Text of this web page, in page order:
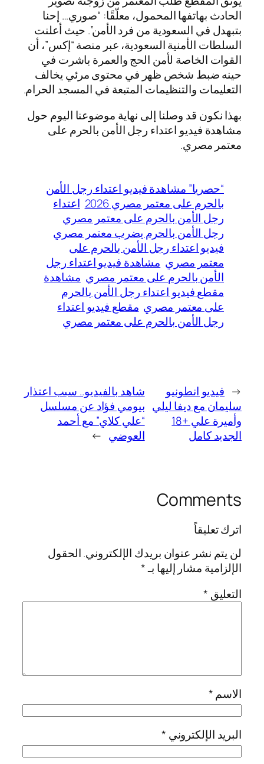
الحادث بهاتفها المحمول، معلّقًا: “صوري… إحنا
بتبهدل في السعودية من فرد الأمن”. حيث أعلنت
السلطات الأمنية السعودية، عبر منصة “إكس”، أن
القوات الخاصة لأمن الحج والعمرة باشرت في
حينه ضبط شخص ظهر في محتوى مرئي يخالف
التعليمات والتنظيمات المتبعة في المسجد الحرام.
بهذا نكون قد وصلنا إلى نهاية موضوعنا اليوم حول
مشاهدة فيديو اعتداء رجل الأمن بالحرم على
معتمر مصري.
“حصريا” مشاهدة فيديو اعتداء رجل الأمن
بالحرم على معتمر مصري 2026
اعتداء
رجل الأمن بالحرم على معتمر مصري
رجل الأمن بالحرم يضرب معتمر مصري
فيديو اعتداء رجل الأمن بالحرم على
معتمر مصري مشاهدة فيديو اعتداء رجل
الأمن بالحرم على معتمر مصري مشاهدة
مقطع فيديو اعتداء رجل الأمن بالحرم
على معتمر مصري مقطع فيديو اعتداء
رجل الأمن بالحرم على معتمر مصري
← فيديو انطونيو
سليمان مع ديفا ليلي
وأميرة علي +18
الجديد كامل
شاهد بالفيديو.. سبب اعتذار
بيومي فؤاد عن مسلسل
“علي كلاي” مع أحمد
العوضي →
Comments
اترك تعليقاً
لن يتم نشر عنوان بريدك الإلكتروني.الحقول
الإلزامية مشار إليها بـ*
التعليق *
الاسم*
البريد الإلكتروني *